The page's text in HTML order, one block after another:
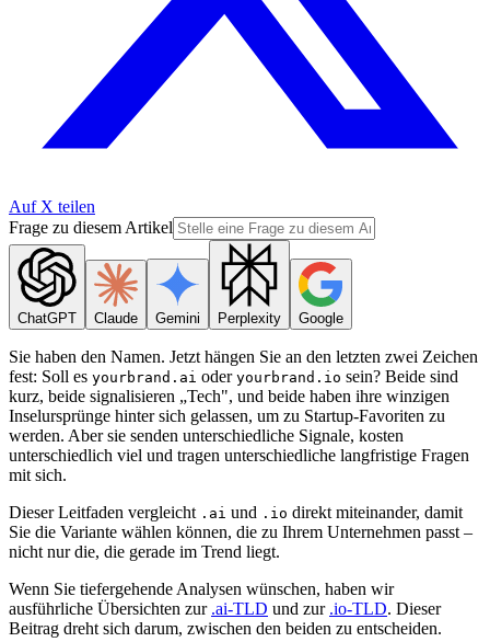
Auf X teilen
Frage zu diesem Artikel
ChatGPT Claude Gemini Perplexity Google
Sie haben den Namen. Jetzt hängen Sie an den letzten zwei Zeichen
fest: Soll es yourbrand.ai oder yourbrand.io sein? Beide sind
kurz, beide signalisieren „Tech", und beide haben ihre winzigen
Inselursprünge hinter sich gelassen, um zu Startup-Favoriten zu
werden. Aber sie senden unterschiedliche Signale, kosten
unterschiedlich viel und tragen unterschiedliche langfristige Fragen
mit sich.
Dieser Leitfaden vergleicht .ai und .io direkt miteinander, damit
Sie die Variante wählen können, die zu Ihrem Unternehmen passt –
nicht nur die, die gerade im Trend liegt.
Wenn Sie tiefergehende Analysen wünschen, haben wir
ausführliche Übersichten zur .ai-TLD und zur .io-TLD. Dieser
Beitrag dreht sich darum, zwischen den beiden zu entscheiden.